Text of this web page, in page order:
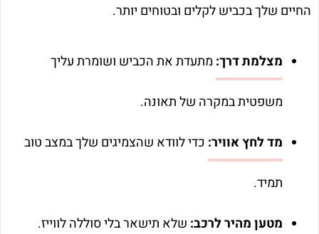
החיים שלך בכביש לקלים ובטוחים יותר.
מצלמת דרך: מתעדת את הכביש ושומרת עליך
משפטית במקרה של תאונה.
מד לחץ אוויר: כדי לוודא שהצמיגים שלך במצב טוב
תמיד.
מטען מהיר לרכב: שלא תישאר בלי סוללה לווייז.